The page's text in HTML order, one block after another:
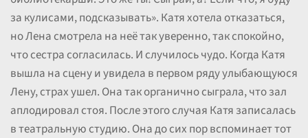
за кулисами, подсказывать». Катя хотела отказаться,
но Лена смотрела на неё так уверенно, так спокойно,
что сестра согласилась. И случилось чудо. Когда Катя
вышла на сцену и увидела в первом ряду улыбающуюся
Лену, страх ушел. Она так органично сыграла, что зал
аплодировал стоя. После этого случая Катя записалась
в театральную студию. Она до сих пор вспоминает тот